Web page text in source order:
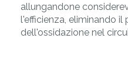
allungandone
l'efficienza, eliminando il
dell'ossidazione nel